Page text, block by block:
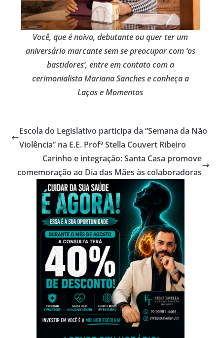
Você, que é noiva, debutante ou quer ter um
aniversário marcante sem se preocupar com ‘os
bastidores’, entre em contato com a
cerimonialista Mariana Sanches e conheça a
Laços e Momentos
Escola do Legislativo participa da “Semana da Não
Violência” na E.E. Profª Stella Couvert Ribeiro
Carinho e integração: Santa Casa promove
comemoração ao Dia das Mães às colaboradoras